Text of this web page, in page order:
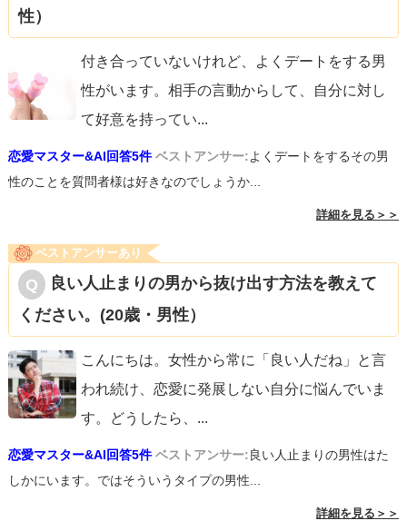
性）
付き合っていないけれど、よくデートをする男
性がいます。相手の言動からして、自分に対し
て好意を持ってい...
恋愛マスター&AI回答5件 ベストアンサー:よくデートをするその男
性のことを質問者様は好きなのでしょうか...
詳細を見る＞＞
ベストアンサーあり
良い人止まりの男から抜け出す方法を教えて
ください。(20歳・男性）
こんにちは。女性から常に「良い人だね」と言
われ続け、恋愛に発展しない自分に悩んでいま
す。どうしたら、 ...
恋愛マスター&AI回答5件 ベストアンサー:良い人止まりの男性はた
しかにいます。ではそういうタイプの男性...
詳細を見る＞＞